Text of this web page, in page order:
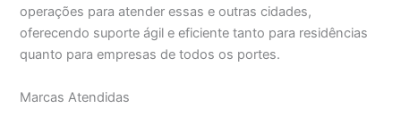
operações para atender essas e outras cidades,
oferecendo suporte ágil e eficiente tanto para residências
quanto para empresas de todos os portes.
Marcas Atendidas